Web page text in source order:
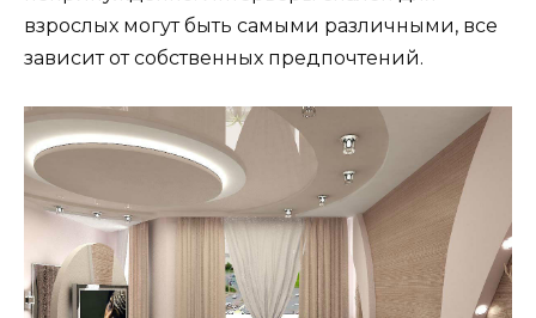
взрослых могут быть самыми различными, все
зависит от собственных предпочтений.